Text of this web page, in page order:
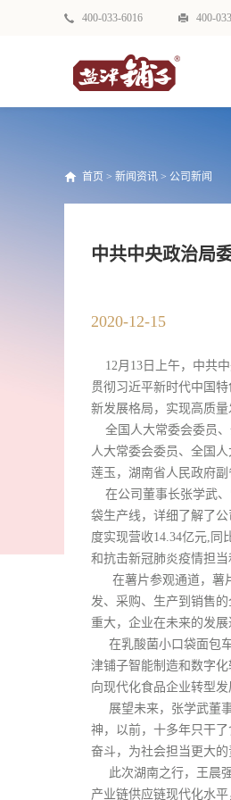
400-033-6016 400-
首页 > 新闻资讯 > 公司新闻
中共中央政治局
2020-12-15
12月13日上午，中共
贯彻习近平新时代中国
新发展格局，实现高质量
全国人大常委会委员、
人大常委会委员、全国
莲玉， 湖南省人民政府
在公司董事长张学武、
袋生产线，详细了解了
度实现营收14.34亿元,同
和抗击新冠肺炎疫情担当
在薯片参观通道，薯片
发、采购、生产到销售
重大，企业在未来的发展
在乳酸菌小口袋面包车
津铺子智能制造和数字
向现代化食品企业转型发
展望未来，张学武董事
神，以前，十多年只干
奋斗，为社会担当更大的
此次湖南之行，王晨强
产业链供应链现代化水